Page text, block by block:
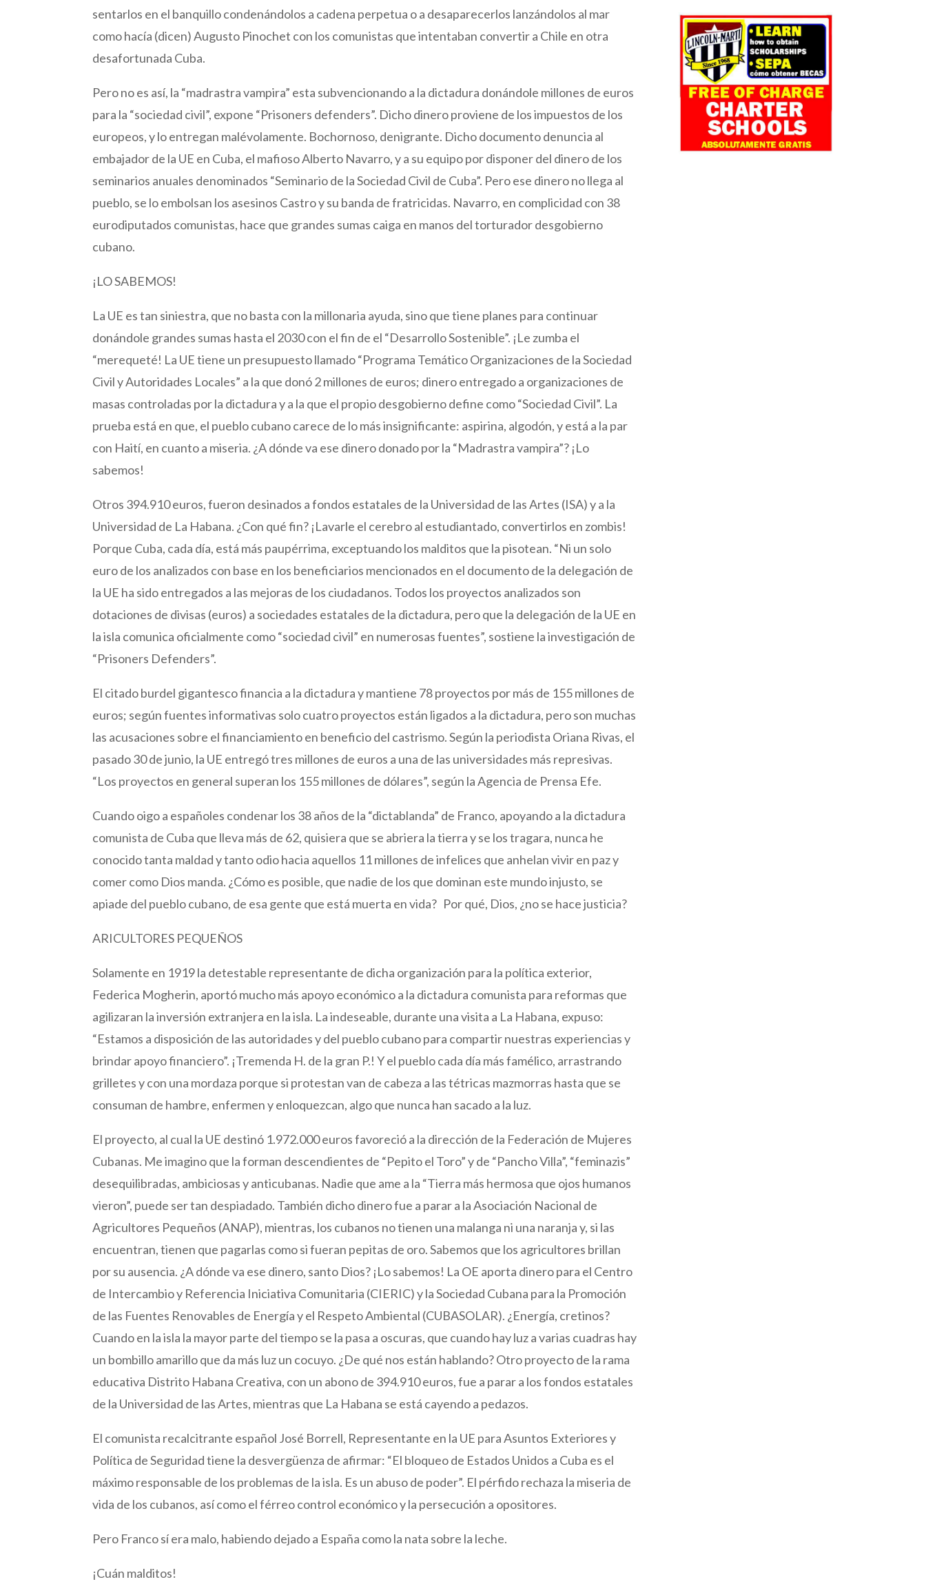
sentarlos en el banquillo condenándolos a cadena perpetua o a desaparecerlos lanzándolos al mar
como hacía (dicen) Augusto Pinochet con los comunistas que intentaban convertir a Chile en otra
desafortunada Cuba.
Pero no es así, la “madrastra vampira” esta subvencionando a la dictadura donándole millones de euros
para la “sociedad civil”, expone “Prisoners defenders”. Dicho dinero proviene de los impuestos de los
europeos, y lo entregan malévolamente. Bochornoso, denigrante. Dicho documento denuncia al
embajador de la UE en Cuba, el mafioso Alberto Navarro, y a su equipo por disponer del dinero de los
seminarios anuales denominados “Seminario de la Sociedad Civil de Cuba”. Pero ese dinero no llega al
pueblo, se lo embolsan los asesinos Castro y su banda de fratricidas. Navarro, en complicidad con 38
eurodiputados comunistas, hace que grandes sumas caiga en manos del torturador desgobierno
cubano.
¡LO SABEMOS!
La UE es tan siniestra, que no basta con la millonaria ayuda, sino que tiene planes para continuar
donándole grandes sumas hasta el 2030 con el fin de el “Desarrollo Sostenible”. ¡Le zumba el
“merequeté! La UE tiene un presupuesto llamado “Programa Temático Organizaciones de la Sociedad
Civil y Autoridades Locales” a la que donó 2 millones de euros; dinero entregado a organizaciones de
masas controladas por la dictadura y a la que el propio desgobierno define como “Sociedad Civil”. La
prueba está en que, el pueblo cubano carece de lo más insignificante: aspirina, algodón, y está a la par
con Haití, en cuanto a miseria. ¿A dónde va ese dinero donado por la “Madrastra vampira”? ¡Lo
sabemos!
Otros 394.910 euros, fueron desinados a fondos estatales de la Universidad de las Artes (ISA) y a la
Universidad de La Habana. ¿Con qué fin? ¡Lavarle el cerebro al estudiantado, convertirlos en zombis!
Porque Cuba, cada día, está más paupérrima, exceptuando los malditos que la pisotean. “Ni un solo
euro de los analizados con base en los beneficiarios mencionados en el documento de la delegación de
la UE ha sido entregados a las mejoras de los ciudadanos. Todos los proyectos analizados son
dotaciones de divisas (euros) a sociedades estatales de la dictadura, pero que la delegación de la UE en
la isla comunica oficialmente como “sociedad civil” en numerosas fuentes”, sostiene la investigación de
“Prisoners Defenders”.
El citado burdel gigantesco financia a la dictadura y mantiene 78 proyectos por más de 155 millones de
euros; según fuentes informativas solo cuatro proyectos están ligados a la dictadura, pero son muchas
las acusaciones sobre el financiamiento en beneficio del castrismo. Según la periodista Oriana Rivas, el
pasado 30 de junio, la UE entregó tres millones de euros a una de las universidades más represivas.
“Los proyectos en general superan los 155 millones de dólares”, según la Agencia de Prensa Efe.
Cuando oigo a españoles condenar los 38 años de la “dictablanda” de Franco, apoyando a la dictadura
comunista de Cuba que lleva más de 62, quisiera que se abriera la tierra y se los tragara, nunca he
conocido tanta maldad y tanto odio hacia aquellos 11 millones de infelices que anhelan vivir en paz y
comer como Dios manda. ¿Cómo es posible, que nadie de los que dominan este mundo injusto, se
apiade del pueblo cubano, de esa gente que está muerta en vida? Por qué, Dios, ¿no se hace justicia?
ARICULTORES PEQUEÑOS
Solamente en 1919 la detestable representante de dicha organización para la política exterior,
Federica Mogherin, aportó mucho más apoyo económico a la dictadura comunista para reformas que
agilizaran la inversión extranjera en la isla. La indeseable, durante una visita a La Habana, expuso:
“Estamos a disposición de las autoridades y del pueblo cubano para compartir nuestras experiencias y
brindar apoyo financiero”. ¡Tremenda H. de la gran P.! Y el pueblo cada día más famélico, arrastrando
grilletes y con una mordaza porque si protestan van de cabeza a las tétricas mazmorras hasta que se
consuman de hambre, enfermen y enloquezcan, algo que nunca han sacado a la luz.
El proyecto, al cual la UE destinó 1.972.000 euros favoreció a la dirección de la Federación de Mujeres
Cubanas. Me imagino que la forman descendientes de “Pepito el Toro” y de “Pancho Villa”, “feminazis”
desequilibradas, ambiciosas y anticubanas. Nadie que ame a la “Tierra más hermosa que ojos humanos
vieron”, puede ser tan despiadado. También dicho dinero fue a parar a la Asociación Nacional de
Agricultores Pequeños (ANAP), mientras, los cubanos no tienen una malanga ni una naranja y, si las
encuentran, tienen que pagarlas como si fueran pepitas de oro. Sabemos que los agricultores brillan
por su ausencia. ¿A dónde va ese dinero, santo Dios? ¡Lo sabemos! La OE aporta dinero para el Centro
de Intercambio y Referencia Iniciativa Comunitaria (CIERIC) y la Sociedad Cubana para la Promoción
de las Fuentes Renovables de Energía y el Respeto Ambiental (CUBASOLAR). ¿Energía, cretinos?
Cuando en la isla la mayor parte del tiempo se la pasa a oscuras, que cuando hay luz a varias cuadras hay
un bombillo amarillo que da más luz un cocuyo. ¿De qué nos están hablando? Otro proyecto de la rama
educativa Distrito Habana Creativa, con un abono de 394.910 euros, fue a parar a los fondos estatales
de la Universidad de las Artes, mientras que La Habana se está cayendo a pedazos.
El comunista recalcitrante español José Borrell, Representante en la UE para Asuntos Exteriores y
Política de Seguridad tiene la desvergüenza de afirmar: “El bloqueo de Estados Unidos a Cuba es el
máximo responsable de los problemas de la isla. Es un abuso de poder”. El pérfido rechaza la miseria de
vida de los cubanos, así como el férreo control económico y la persecución a opositores.
Pero Franco sí era malo, habiendo dejado a España como la nata sobre la leche.
¡Cuán malditos!